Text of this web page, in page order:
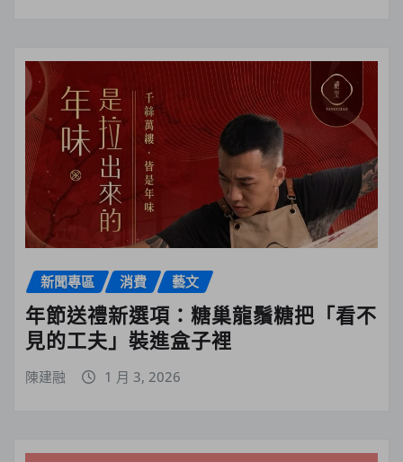
新聞專區 消費 藝文
年節送禮新選項：糖巢龍鬚糖把「看不
見的工夫」裝進盒子裡
陳建融 1 月 3, 2026